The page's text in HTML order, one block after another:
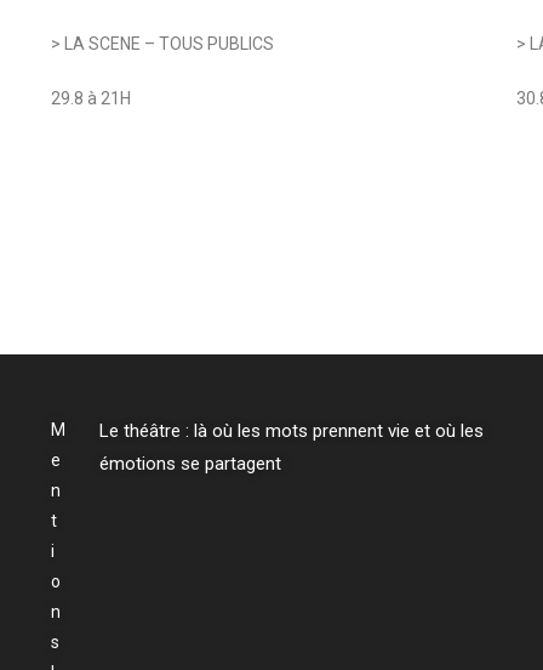
> LA SCENE – TOUS PUBLICS
29.8 à 21H
>
M
e
n
t
i
o
n
s
Le théâtre : là où les mots prennent vie et où les
émotions se partagent